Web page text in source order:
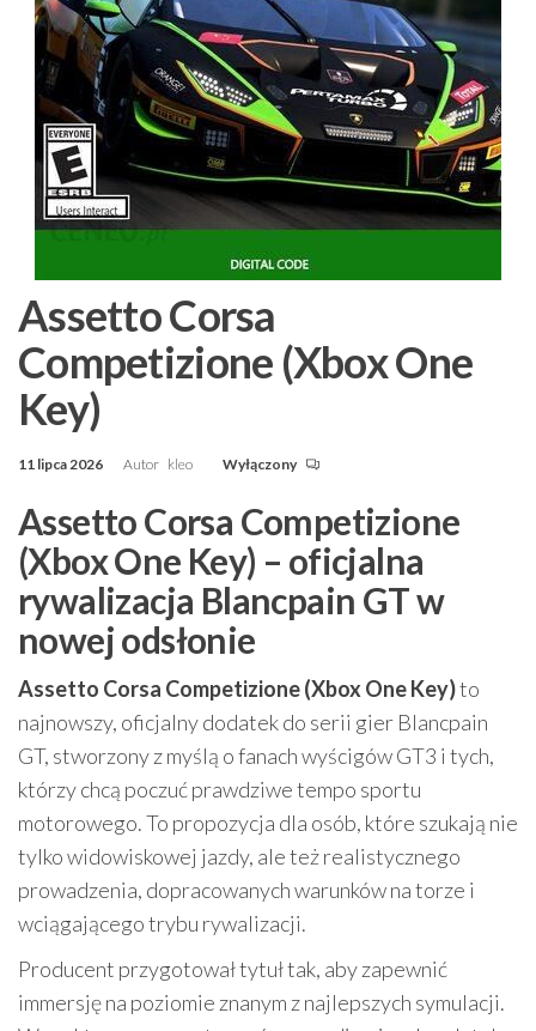
Assetto Corsa
Competizione (Xbox One
Key)
11 lipca 2026 Autor kleo Wyłączony
Assetto Corsa Competizione
(Xbox One Key) – oficjalna
rywalizacja Blancpain GT w
nowej odsłonie
Assetto Corsa Competizione (Xbox One Key)to
najnowszy, oficjalny dodatek do serii gier Blancpain
GT, stworzony z myślą o fanach wyścigów GT3 i tych,
którzy chcą poczuć prawdziwe tempo sportu
motorowego. To propozycja dla osób, które szukają nie
tylko widowiskowej jazdy, ale też realistycznego
prowadzenia, dopracowanych warunków na torze i
wciągającego trybu rywalizacji.
Producent przygotował tytuł tak, aby zapewnić
immersję na poziomie znanym z najlepszych symulacji.